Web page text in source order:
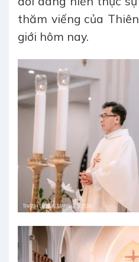
thăm viếng của
giới hôm nay.